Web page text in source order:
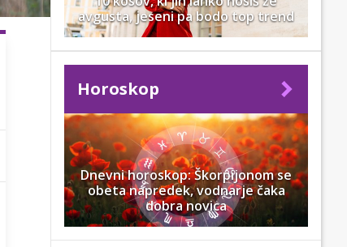
avgusta, jeseni pa bodo top trend
Horoskop
Dnevni horoskop: Škorpijonom se
obeta napredek, vodnarje čaka
dobra novica